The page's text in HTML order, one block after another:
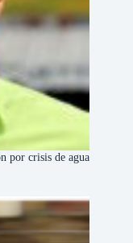
por crisis de agua